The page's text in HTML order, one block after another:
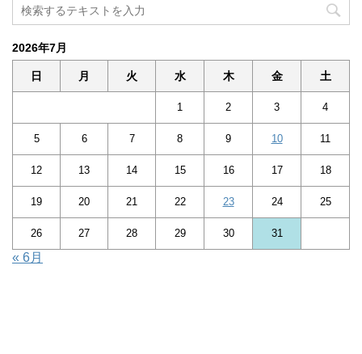
2026年7月
日 月 火 水 木 金 土
1 2 3 4
5 6 7 8 9 10 11
12 13 14 15 16 17 18
19 20 21 22 23 24 25
26 27 28 29 30 31
« 6月